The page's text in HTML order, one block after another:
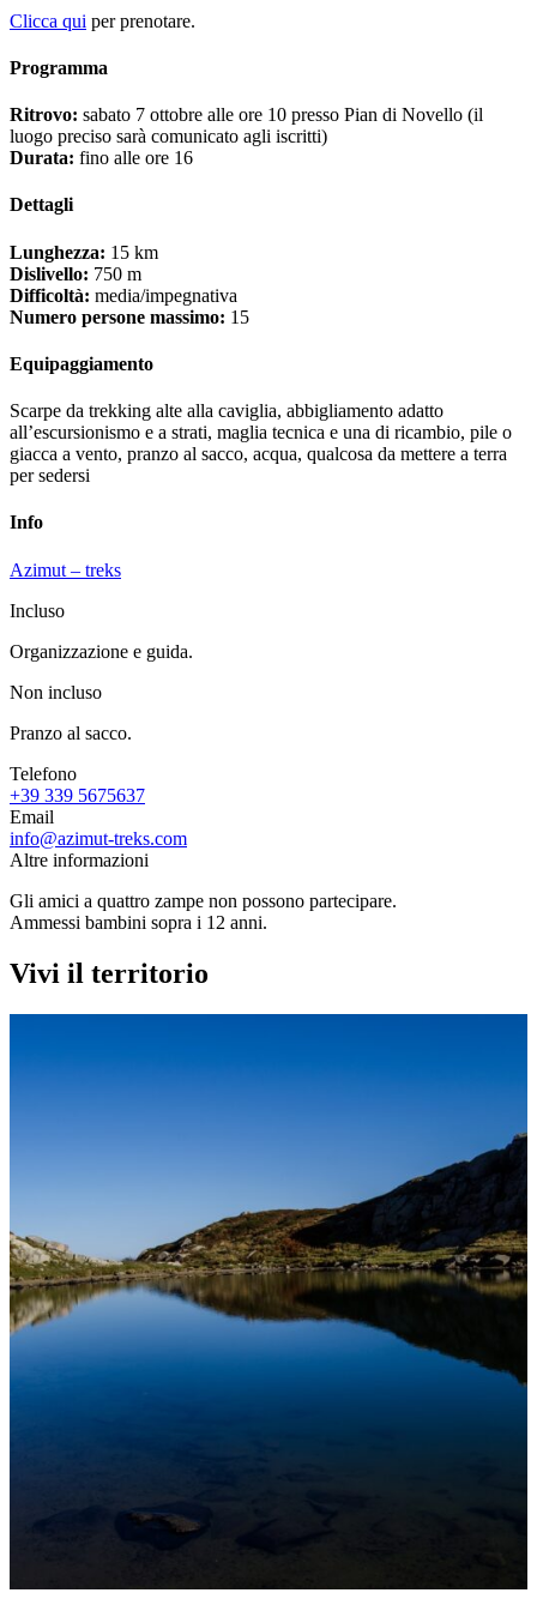
Clicca qui per prenotare.
Programma
Ritrovo: sabato 7 ottobre alle ore 10 presso Pian di Novello (il
luogo preciso sarà comunicato agli iscritti)
Durata: fino alle ore 16
Dettagli
Lunghezza: 15 km
Dislivello: 750 m
Difficoltà: media/impegnativa
Numero persone massimo: 15
​Equipaggiamento
Scarpe da trekking alte alla caviglia, abbigliamento adatto
all’escursionismo e a strati, maglia tecnica e una di ricambio, pile o
giacca a vento, pranzo al sacco, acqua, qualcosa da mettere a terra
per sedersi
Info
Azimut – treks
Incluso
Organizzazione e guida.
Non incluso
Pranzo al sacco.
Telefono
+39 339 5675637
Email
info@azimut-treks.com
Altre informazioni
Gli amici a quattro zampe non possono partecipare.
Ammessi bambini sopra i 12 anni.
Vivi il territorio